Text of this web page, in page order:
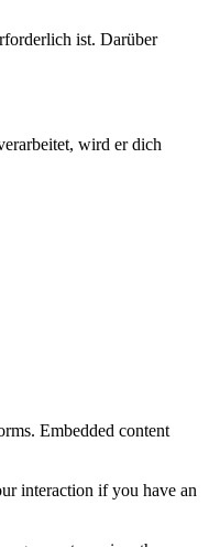
ist. Darüber
wird er dich
Embedded content
interaction if you have an